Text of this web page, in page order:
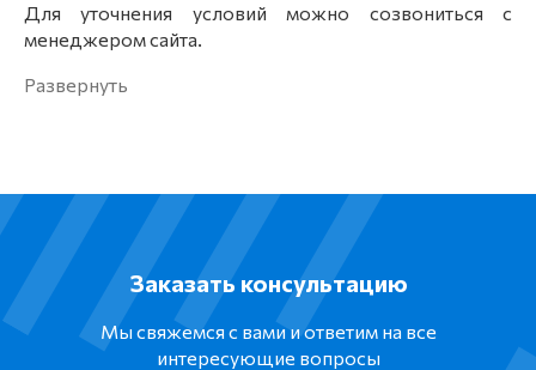
Для уточнения условий можно созвониться с
менеджером сайта.
Заказать консультацию
Мы свяжемся с вами и ответим на все
интересующие вопросы